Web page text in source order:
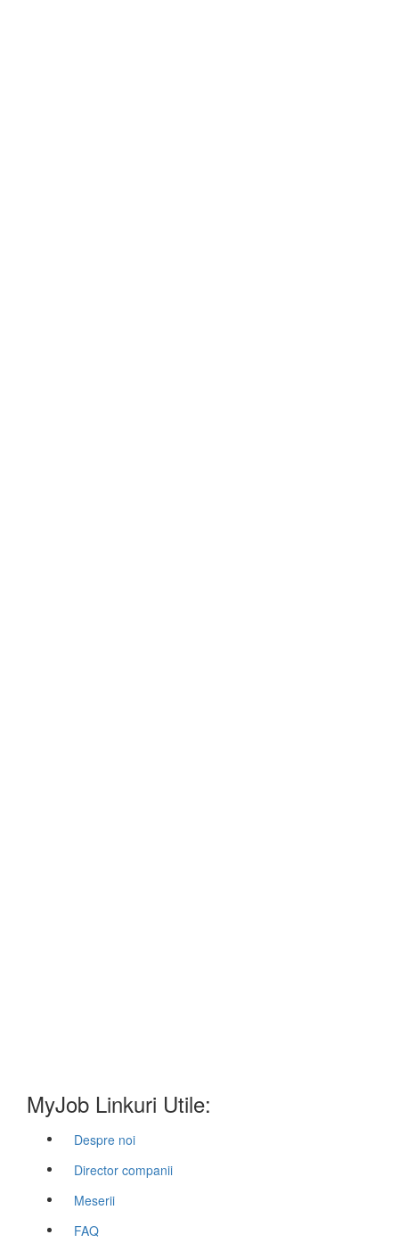
MyJob Linkuri Utile:
Despre noi
Director companii
Meserii
FAQ